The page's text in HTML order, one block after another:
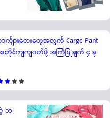
က်ျားလေးတွေအတွက် Cargo Pant
တိုင်ကျကျဝတ်ဖို့ အကြံပြုချက် ၄ ခု
ဘ